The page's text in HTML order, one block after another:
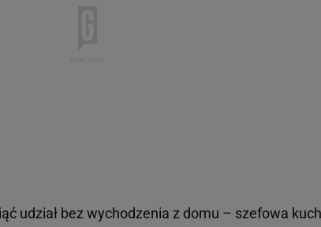
udział bez wychodzenia z domu – szefowa